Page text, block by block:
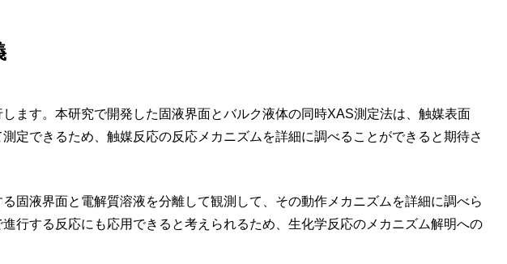
ます。本研究で開発した固液界面とバルク液体の同時XAS測定法は、触媒表面
定できるため、触媒反応の反応メカニズムを詳細に調べることができると期待さ
固液界面と電解質溶液を分離して観測して、その動作メカニズムを詳細に調べら
行する反応にも応用できると考えられるため、生化学反応のメカニズム解明への